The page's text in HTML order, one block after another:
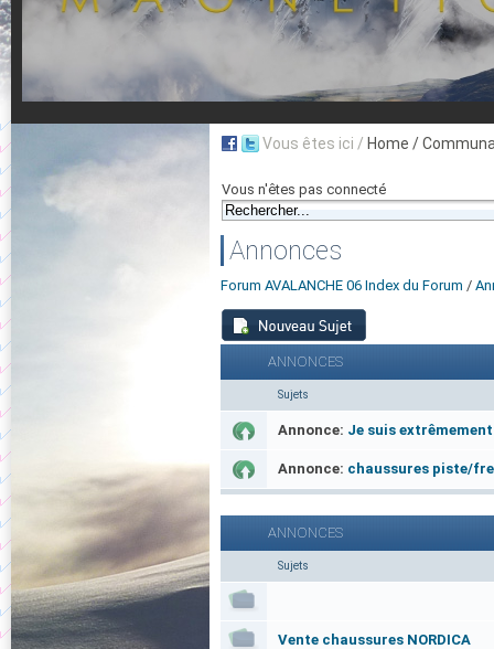
Vous êtes ici / Home /
Vous n'êtes pas connecté
Annonces
Forum AVALANCHE 06 Index du Forum /
ANNONCES
Sujets
Annonce: Je suis
Annonce: chaussures piste/
ANNONCES
Sujets
Vente chaussures NORDICA